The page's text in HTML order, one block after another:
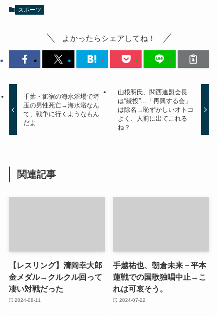
スポーツ
よかったらシェアしてね！
千葉・御宿の海水浴場で埼
玉の男性死亡→海水浴なん
て、戦争に行くようなもん
だよ
山根明氏、関西連盟会長
は“続投”…「再興する会」
は除名→恥ずかしいオトコ
よく、人前に出てこれる
ね？
関連記事
【レスリング】清岡幸大郎
金メダル→クルクル回って
凄い対戦だった
2024-08-11
手越祐也、朝倉未来－平本
蓮戦での国歌独唱中止→こ
れは可哀そう。
2024-07-22